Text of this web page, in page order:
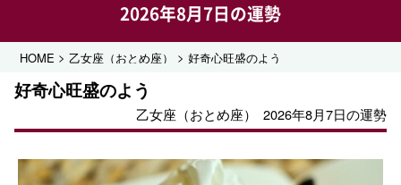
2026年8月7日の運勢
HOME >乙女座（おとめ座） >好奇心旺盛のよう
好奇心旺盛のよう
乙女座（おとめ座） 2026年8月7日の運勢